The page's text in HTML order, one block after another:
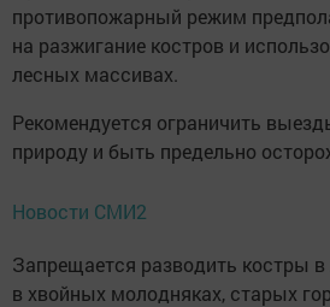
противопожарный режим
на разжигание костров и
лесных массивах.
Рекомендуется ограничить
природу и быть предельно
Новости СМИ2
Запрещается разводить костры в
в хвойных молодняках, старых